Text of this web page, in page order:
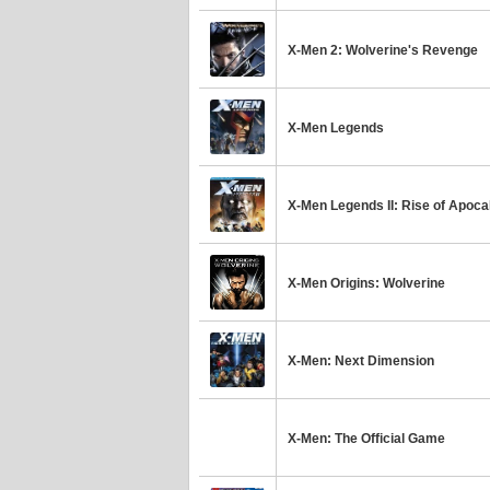
X-Men 2: Wolverine's Revenge
X-Men Legends
X-Men Legends II: Rise of
X-Men Origins: Wolverine
X-Men: Next Dimension
X-Men: The Official Game